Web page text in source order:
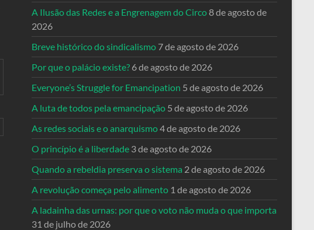
A Ilusão das Redes e a Engrenagem do Circo8 de agosto de
2026
Breve histórico do sindicalismo 7 de agosto de 2026
Por que o palácio existe? 6 de agosto de 2026
Everyone’s Struggle for Emancipation 5 de agosto de 2026
A luta de todos pela emancipação 5 de agosto de 2026
As redes sociais e o anarquismo4 de agosto de 2026
O princípio é a liberdade 3 de agosto de 2026
Quando a rebeldia preserva o sistema 2 de agosto de 2026
A revolução começa pelo alimento 1 de agosto de 2026
A ladainha das urnas: por que o voto não muda o que importa
31 de julho de 2026